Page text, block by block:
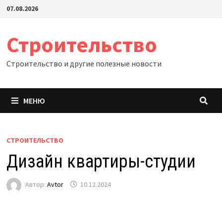
Перейти
07.08.2026
Строительство
Строительство и другие полезные новости
МЕНЮ
СТРОИТЕЛЬСТВО
Дизайн квартиры-студии
Автор: Avtor 10.12.2024